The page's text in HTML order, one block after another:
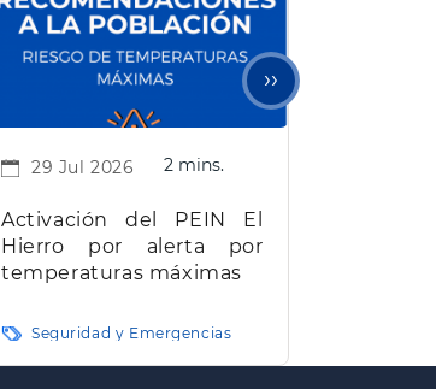
29 Jul 2026 2 mins.
Activación del PEIN El
Hierro por alerta por
temperaturas máximas
Seguridad y Emergencias
Siguiente
página
››